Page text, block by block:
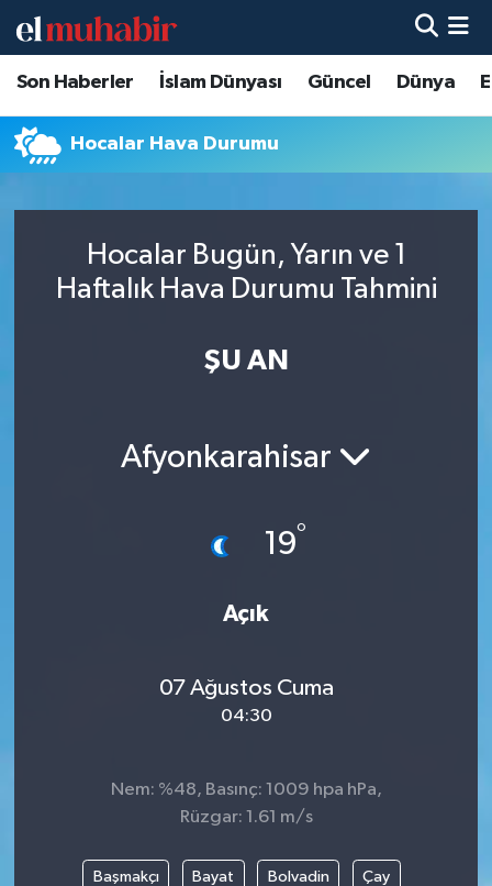
Son Haberler İslam Dünyası Güncel Dünya
Hocalar Hava Durumu
Hocalar Bugün, Yarın ve 1
Haftalık Hava Durumu Tahmini
ŞU AN
Afyonkarahisar
19°
Açık
07 Ağustos Cuma
04:30
Nem: %48, Basınç: 1009 hpa hPa,
Rüzgar: 1.61 m/s
Başmakçı Bayat Bolvadin Çay
Hava Durumu
Trafik Durumu
Tüm Manşetler